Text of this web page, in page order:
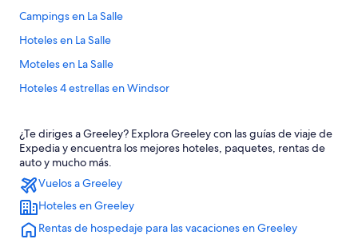
Campings en La Salle
Hoteles en La Salle
Moteles en La Salle
Hoteles 4 estrellas en Windsor
B&B en Windsor
Casas de huéspedes en Windsor
Casas vacacionales en Windsor
Hoteles de lujo en Windsor
Hoteles en Windsor
¿Te diriges a Greeley? Explora Greeley con las guías de viaje de
Expedia y encuentra los mejores hoteles, paquetes, rentas de
auto y mucho más.
Vuelos a Greeley
Hoteles en Greeley
Rentas de hospedaje para las vacaciones en Greeley